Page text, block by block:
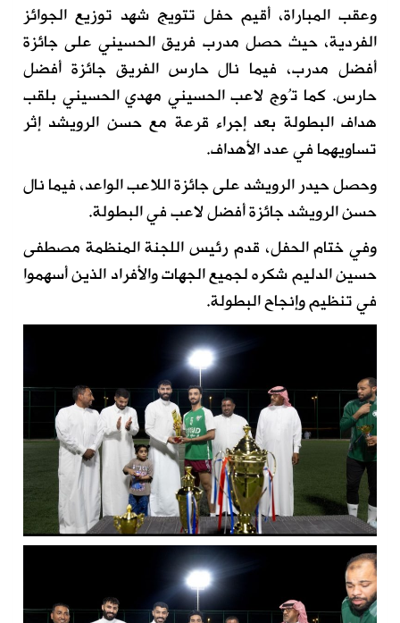
وعقب المباراة، أقيم حفل تتويج شهد توزيع الجوائز
الفردية، حيث حصل مدرب فريق الحسيني على جائزة
أفضل مدرب، فيما نال حارس الفريق جائزة أفضل
حارس. كما تُوج لاعب الحسيني مهدي الحسيني بلقب
هداف البطولة بعد إجراء قرعة مع حسن الرويشد إثر
تساويهما في عدد الأهداف.
وحصل حيدر الرويشد على جائزة اللاعب الواعد، فيما نال
حسن الرويشد جائزة أفضل لاعب في البطولة.
وفي ختام الحفل، قدم رئيس اللجنة المنظمة مصطفى
حسين الدليم شكره لجميع الجهات والأفراد الذين أسهموا
في تنظيم وإنجاح البطولة.